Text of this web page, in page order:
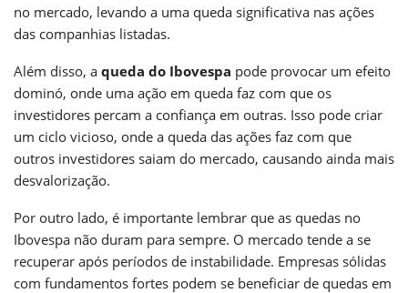
no mercado, levando a uma queda significativa nas ações
das companhias listadas.
Além disso, a queda do Ibovespa pode provocar um efeito
dominó, onde uma ação em queda faz com que os
investidores percam a confiança em outras. Isso pode criar
um ciclo vicioso, onde a queda das ações faz com que
outros investidores saiam do mercado, causando ainda mais
desvalorização.
Por outro lado, é importante lembrar que as quedas no
Ibovespa não duram para sempre. O mercado tende a se
recuperar após períodos de instabilidade. Empresas sólidas
com fundamentos fortes podem se beneficiar de quedas em